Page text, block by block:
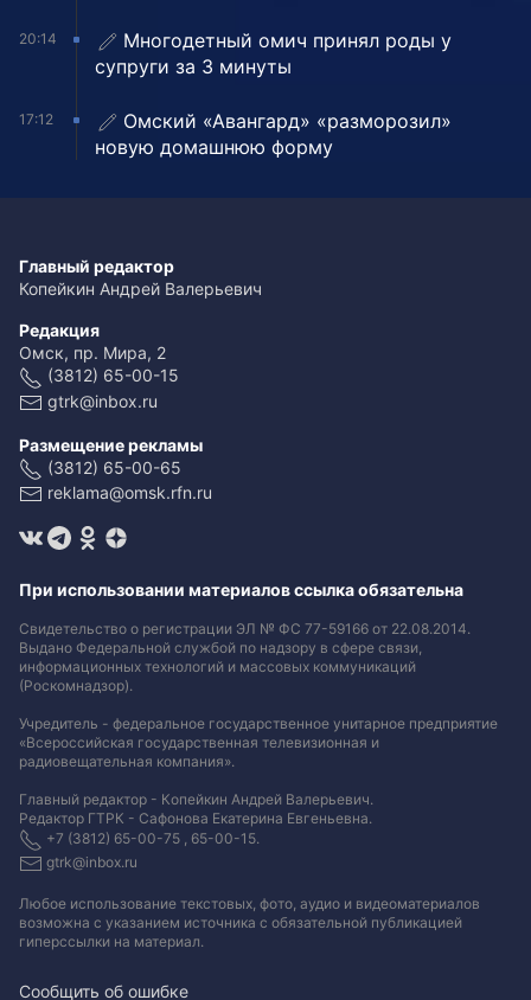
20:14
Многодетный омич принял роды у
супруги за 3 минуты
17:12
Омский «Авангард» «разморозил»
новую домашнюю форму
Главный редактор
Копейкин Андрей Валерьевич
Редакция
Омск, пр. Мира, 2
(3812) 65-00-15
gtrk@inbox.ru
Размещение рекламы
(3812) 65-00-65
reklama@omsk.rfn.ru
При использовании материалов ссылка обязательна
Свидетельство о регистрации ЭЛ № ФС 77-59166 от 22.08.2014.
Выдано Федеральной службой по надзору в сфере связи,
информационных технологий и массовых коммуникаций
(Роскомнадзор).
Учредитель - федеральное государственное унитарное предприятие
«Всероссийская государственная телевизионная и
радиовещательная компания».
Главный редактор - Копейкин Андрей Валерьевич.
Редактор ГТРК - Сафонова Екатерина Евгеньевна.
+7 (3812) 65-00-75 , 65-00-15.
gtrk@inbox.ru
Любое использование текстовых, фото, аудио и видеоматериалов
возможна с указанием источника с обязательной публикацией
гиперссылки на материал.
Сообщить об ошибке